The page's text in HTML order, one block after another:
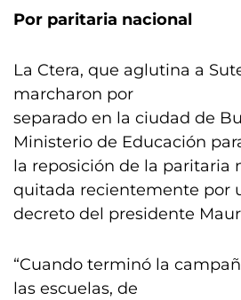
Por paritaria nacional
La Ctera, que aglutina a
marcharon por
separado en la ciudad de
Ministerio de Educación
la reposición de la paritaria
quitada recientemente por
decreto del presidente
“Cuando terminó la
las escuelas, de